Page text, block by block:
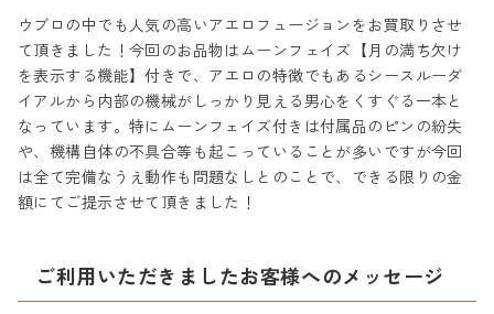
ウブロの中でも人気の高いアエロフュージョンをお買取りさせ
て頂きました！今回のお品物はムーンフェイズ【月の満ち欠け
を表示する機能】付きで、アエロの特徴でもあるシースルーダ
イアルから内部の機械がしっかり見える男心をくすぐる一本と
なっています。特にムーンフェイズ付きは付属品のピンの紛失
や、機構自体の不具合等も起こっていることが多いですが今回
は全て完備なうえ動作も問題なしとのことで、できる限りの金
額にてご提示させて頂きました！
ご利用いただきましたお客様へのメッセージ